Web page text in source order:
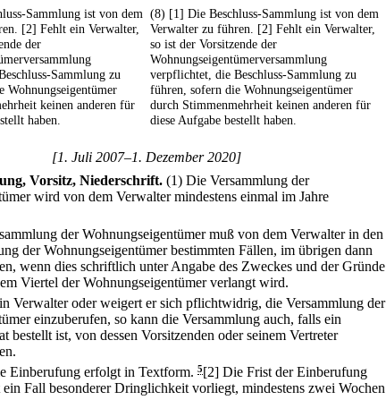
Sammlung ist von dem
[2] Fehlt ein Verwalter,
der
Sammlung zu
Wohnungseigentümer
keinen anderen für
haben.
(8) [1] Die Beschluss-Sammlung ist von dem
Verwalter zu führen. [2] Fehlt ein Verwalter,
so ist der Vorsitzende der
Wohnungseigentümerversammlung
verpflichtet, die Beschluss-Sammlung zu
führen, sofern die Wohnungseigentümer
durch Stimmenmehrheit keinen anderen für
diese Aufgabe bestellt haben.
[1. Juli 2007–1. Dezember 2020]
Vorsitz, Niederschrift. (1) Die Versammlung der
wird von dem Verwalter mindestens einmal im Jahre
der Wohnungseigentümer muß von dem Verwalter in den
der Wohnungseigentümer bestimmten Fällen, im übrigen dann
wenn dies schriftlich unter Angabe des Zweckes und der Gründe
Viertel der Wohnungseigentümer verlangt wird.
Verwalter oder weigert er sich pflichtwidrig, die Versammlung der
einzuberufen, so kann die Versammlung auch, falls ein
bestellt ist, von dessen Vorsitzenden oder seinem Vertreter
Einberufung erfolgt in Textform. 5[2] Die Frist der Einberufung
Fall besonderer Dringlichkeit vorliegt, mindestens zwei Wochen